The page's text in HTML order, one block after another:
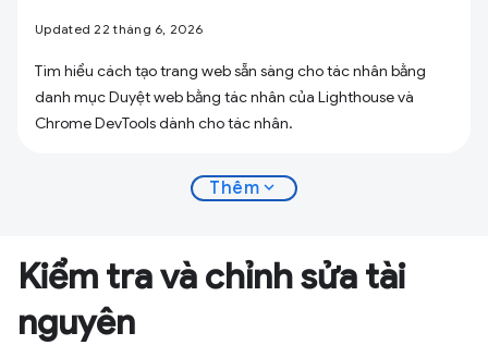
Updated 22 tháng 6, 2026
Tìm hiểu cách tạo trang web sẵn sàng cho tác nhân bằng
danh mục Duyệt web bằng tác nhân của Lighthouse và
Chrome DevTools dành cho tác nhân.
Thêm expand_more
Kiểm tra và chỉnh sửa tài
nguyên